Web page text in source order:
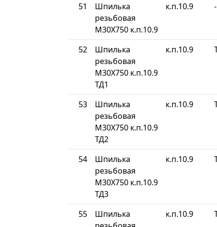
51
Шпилька
резьбовая
М30Х750 к.п.10.9
к.п.10.9 -
52
Шпилька
резьбовая
М30Х750 к.п.10.9
ТД1
к.п.10.9
53
Шпилька
резьбовая
М30Х750 к.п.10.9
ТД2
к.п.10.9
54
Шпилька
резьбовая
М30Х750 к.п.10.9
ТД3
к.п.10.9
55
Шпилька
к.п.10.9